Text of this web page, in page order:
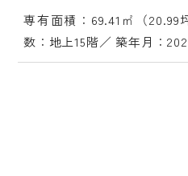
専有面積：69.41㎡（20.99
数：地上15階／ 築年月：